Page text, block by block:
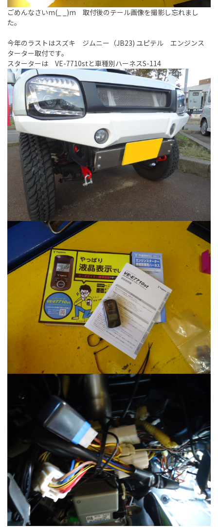
ごめんなさいm(_ _)m 取付後のテール画像を撮影し忘れまし
た。
今年のラストはスズキ ジムニー（JB23) ユピテル エンジンス
ターター取付です。
スターターは VE-7710stと車種別ハーネスS-114